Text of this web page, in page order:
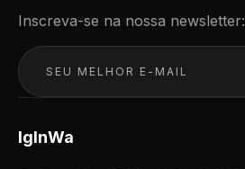
Inscreva-se na nossa newsletter:
IgInWa